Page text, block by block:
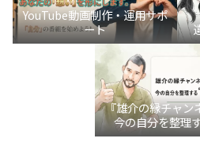
YouTube動画制作・運用サポ
ート
『雄介の縁チャン
今の自分を整理
き”言語化交